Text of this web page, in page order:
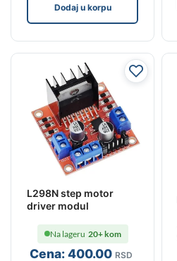
Dodaj u korpu
L298N step motor
driver modul
Cena:400.00 RSD
Na lageru 20+ kom